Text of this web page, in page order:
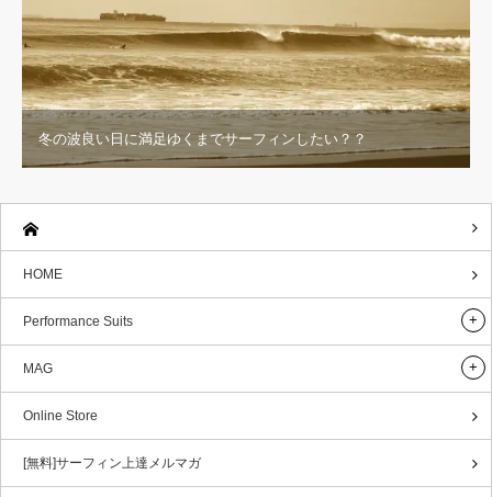
冬の波良い日に満足ゆくまでサーフィンしたい？？
HOME
Performance Suits
MAG
Online Store
[無料]サーフィン上達メルマガ